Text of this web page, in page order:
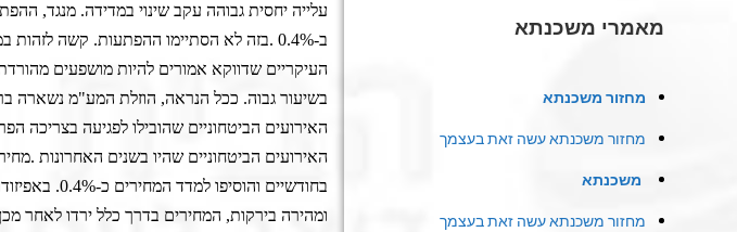
עלייה יחסית גבוהה עקב שינוי במדידה. מנגד,
ב-0.4%
.בזה לא הסתיימו ההפתעות. קשה לזהות
העיקריים שדווקא אמורים להיות מושפעים
בשיעור גבוה. ככל הנראה, הוזלת המע"מ נשארה
האירועים הביטחוניים שהובילו לפגיעה בצריכה
האירועים הביטחוניים שהיו בשנים האחרונות .
בחודשיים
ומהירה בירקות, המחירים בדרך כלל ירדו לאחר
מאמרי משכנתא
מחזור משכנתא
מחזור משכנתא עשה זאת בעצמך
משכנתא
מחזור משכנתא עשה זאת בעצמך